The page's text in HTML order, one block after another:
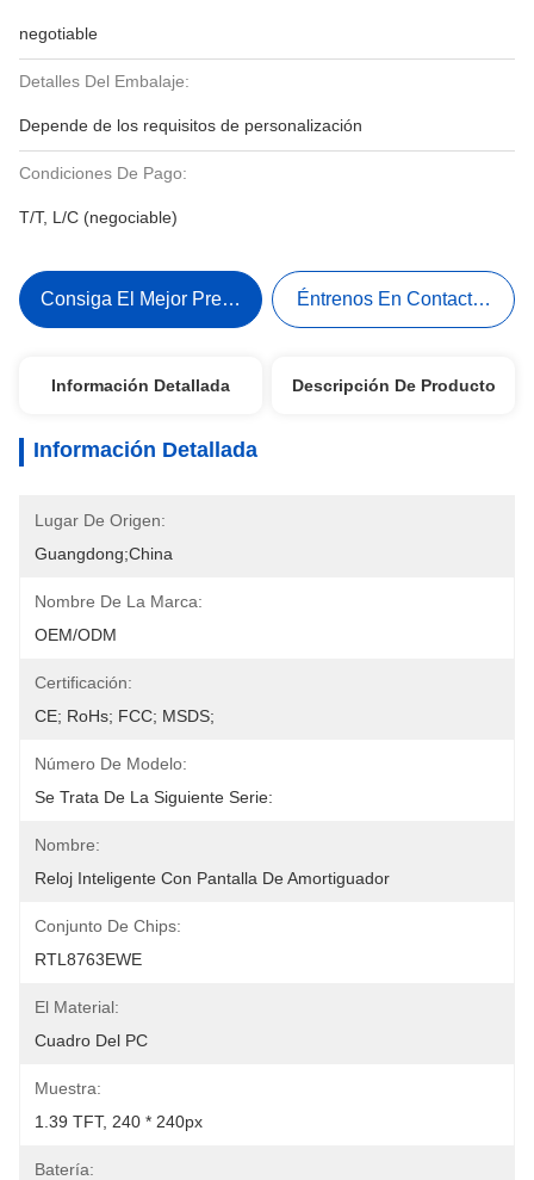
negotiable
Detalles Del Embalaje:
Depende de los requisitos de personalización
Condiciones De Pago:
T/T, L/C (negociable)
Consiga El Mejor Precio Éntrenos En Contacto Con
Información Detallada Descripción De Producto
Información Detallada
Lugar De Origen:
Guangdong;China
Nombre De La Marca:
OEM/ODM
Certificación:
CE; RoHs; FCC; MSDS;
Número De Modelo:
Se Trata De La Siguiente Serie:
Nombre:
Reloj Inteligente Con Pantalla De Amortiguador
Conjunto De Chips:
RTL8763EWE
El Material:
Cuadro Del PC
Muestra:
1.39 TFT, 240 * 240px
Batería: